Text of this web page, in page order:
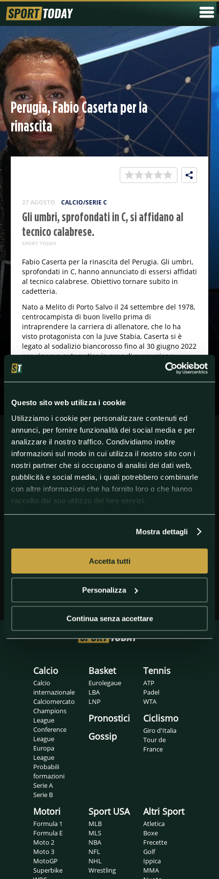
Questo sito web utilizza i cookie
Utilizziamo i cookie per personalizzare contenuti ed
annunci, per fornire funzionalità dei social media e per
analizzare il nostro traffico. Condividiamo inoltre
informazioni sul modo in cui utilizza il nostro sito con i
nostri partner che si occupano di analisi dei dati web,
pubblicità e social media, i quali potrebbero combinarle
con altre informazioni che ha fornito loro o che hanno
raccolto dal suo utilizzo dei loro servizi.
Mostra dettagli
Accetta tutti
Personalizza
Continua senza accettare
Perugia, Fabio Caserta per la
rinascita
27 AGOSTO CALCIO/SERIE C
Gli umbri, sprofondati in C, si affidano al
tecnico calabrese.
SPORT TODAY
Fabio Caserta per la rinascita del Perugia. Gli umbri,
sprofondati in C, hanno annunciato di essersi affidati
al tecnico calabrese. Obiettivo tornare subito in
cadetteria.
Nato a Melito di Porto Salvo il 24 settembre del 1978,
centrocampista di buon livello prima di
intraprendere la carriera di allenatore, che lo ha
visto protagonista con la Juve Stabia, Caserta si è
legato al sodalizio biancorosso fino al 30 giugno 2022
con rinnovo automatico in caso di promozione.
GETTY IMAGES Fabio Caserta nell\'agosto del 2020 è diventato
Calcio
Calcio
internazionale
Calciomercato
Champions
League
Conference
League
Europa
League
Probabili
formazioni
Serie A
Serie B
Basket
Eurolegaue
LBA
LNP
Pronostici
Gossip
Tennis
ATP
Padel
WTA
Ciclismo
Giro d'Italia
Tour de
France
Motori
Formula 1
Formula E
Moto 2
Moto 3
MotoGP
Superbike
Sport USA
MLB
MLS
NBA
NFL
NHL
Wrestling
Altri Sport
Atletica
Boxe
Frecette
Golf
Ippica
MMA